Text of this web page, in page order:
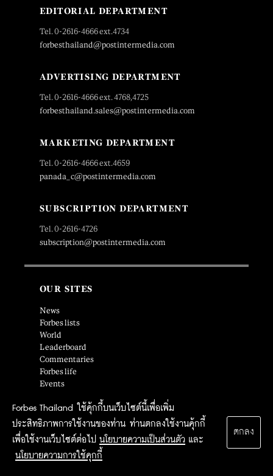
Forbes Thailand ใช้คุ้กกี้บนเว็บไซต์นี้เพื่อเพิ่ม
ประสิทธิภาพการใช้งานของท่าน ท่านตกลงใช้งานคุ้กกี้
เพื่อใช้งานเว็บไซต์ต่อไป นโยบายความเป็นส่วนตัว และ
นโยบายความการใช้คุกกี้
ตกลง
EDITORIAL DEPARTMENT
Tel. 0-2616-4666 ext.4734
forbesthailand@postintermedia.com
ADVERTISING DEPARTMENT
Tel. 0-2616-4666 ext. 4768,4725
forbesthailand.sales@postintermedia.com
MARKETING DEPARTMENT
Tel. 0-2616-4666 ext.4659
panada_c@postintermedia.com
SUBSCRIPTION DEPARTMENT
Tel. 0-2616-4726
subscription@postintermedia.com
OUR SITES
News
Forbes lists
World
Leaderboard
Commentaries
Forbes life
Events
SOCIAL MEDIA